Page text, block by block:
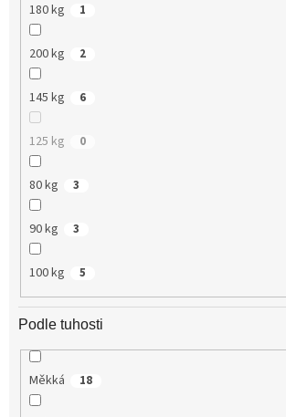
180 kg 1
200 kg 2
145 kg 6
125 kg 0
80 kg 3
90 kg 3
100 kg 5
Podle tuhosti
Měkká 18